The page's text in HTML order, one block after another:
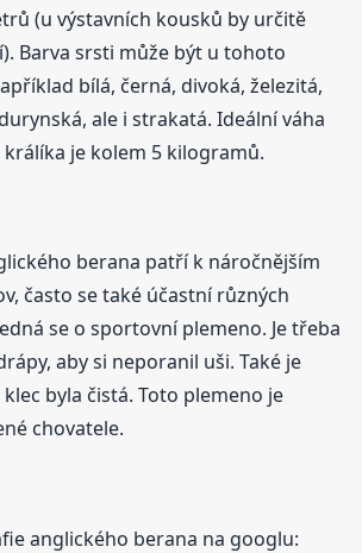
(u výstavních kousků by určitě
Barva srsti může být u tohoto
bílá, černá, divoká, železitá,
ale i strakatá. Ideální váha
je kolem 5 kilogramů.
berana patří k náročnějším
často se také účastní různých
se o sportovní plemeno. Je třeba
aby si neporanil uši. Také je
byla čistá. Toto plemeno je
chovatele.
anglického berana na googlu: